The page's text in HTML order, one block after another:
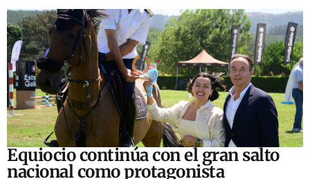
Equiocio continúa con el gran salto
nacional como protagonista